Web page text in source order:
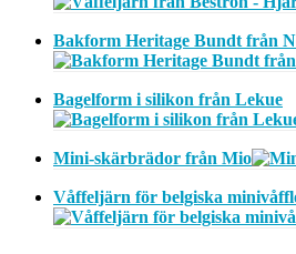
Bakform Heritage Bundt från
Bagelform i silikon från Lekue
Mini-skärbrädor från Mio
Våffeljärn för belgiska